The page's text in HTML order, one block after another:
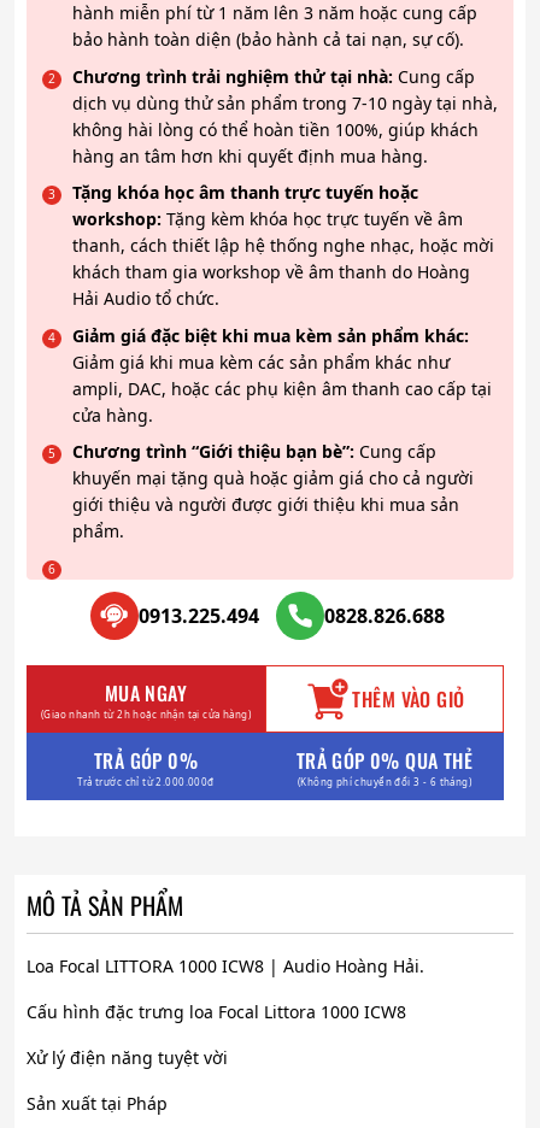
hành miễn phí từ 1 năm lên 3 năm hoặc cung cấp
bảo hành toàn diện (bảo hành cả tai nạn, sự cố).
Chương trình trải nghiệm thử tại nhà: Cung cấp
dịch vụ dùng thử sản phẩm trong 7-10 ngày tại nhà,
không hài lòng có thể hoàn tiền 100%, giúp khách
hàng an tâm hơn khi quyết định mua hàng.
Tặng khóa học âm thanh trực tuyến hoặc
workshop: Tặng kèm khóa học trực tuyến về âm
thanh, cách thiết lập hệ thống nghe nhạc, hoặc mời
khách tham gia workshop về âm thanh do Hoàng
Hải Audio tổ chức.
Giảm giá đặc biệt khi mua kèm sản phẩm khác:
Giảm giá khi mua kèm các sản phẩm khác như
ampli, DAC, hoặc các phụ kiện âm thanh cao cấp tại
cửa hàng.
Chương trình “Giới thiệu bạn bè”: Cung cấp
khuyến mại tặng quà hoặc giảm giá cho cả người
giới thiệu và người được giới thiệu khi mua sản
phẩm.
0913.225.494 0828.826.688
MUA NGAY
(Giao nhanh từ 2h hoặc nhận tại cửa hàng) THÊM VÀO GIỎ
TRẢ GÓP 0%
Trả trước chỉ từ 2.000.000đ
TRẢ GÓP 0% QUA THẺ
(Không phí chuyển đổi 3 - 6 tháng)
MÔ TẢ SẢN PHẨM
Loa Focal LITTORA 1000 ICW8 | Audio Hoàng Hải.
Cấu hình đặc trưng loa Focal Littora 1000 ICW8
Xử lý điện năng tuyệt vời
Sản xuất tại Pháp